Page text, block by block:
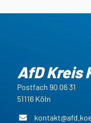
AfD Kreis
Postfach 90 06 31
51116 Köln